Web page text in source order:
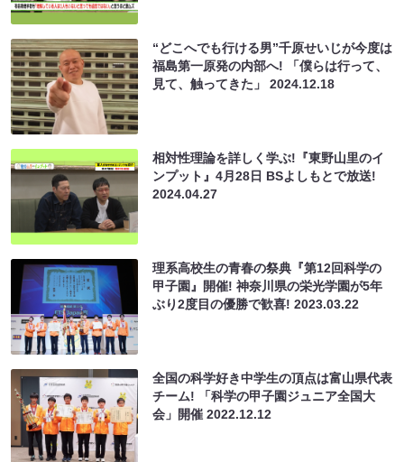
“どこへでも行ける男”千原せいじが今度は
福島第一原発の内部へ! 「僕らは行って、
見て、触ってきた」2024.12.18
相対性理論を詳しく学ぶ!『東野山里のイ
ンプット』4月28日 BSよしもとで放送!
2024.04.27
理系高校生の青春の祭典『第12回科学の
甲子園』開催! 神奈川県の栄光学園が5年
ぶり2度目の優勝で歓喜!2023.03.22
全国の科学好き中学生の頂点は富山県代表
チーム! 「科学の甲子園ジュニア全国大
会」開催2022.12.12